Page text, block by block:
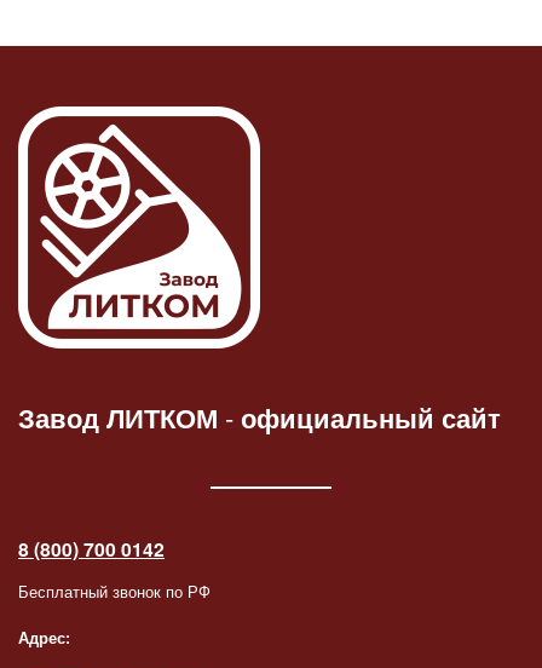
Завод ЛИТКОМ -официальный сайт
8 (800) 700 0142
Бесплатный звонок по РФ
Адрес: